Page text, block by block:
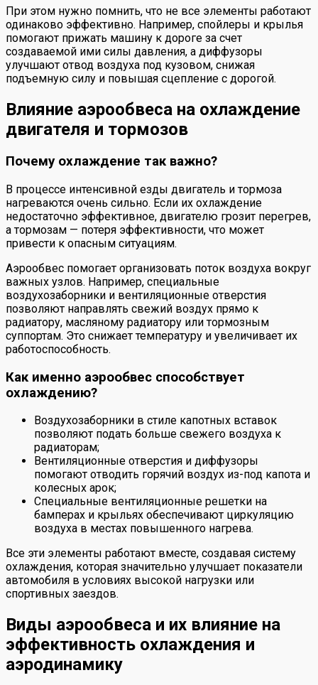
При этом нужно помнить, что не все элементы работают
одинаково эффективно. Например, спойлеры и крылья
помогают прижать машину к дороге за счет
создаваемой ими силы давления, а диффузоры
улучшают отвод воздуха под кузовом, снижая
подъемную силу и повышая сцепление с дорогой.
Влияние аэрообвеса на охлаждение
двигателя и тормозов
Почему охлаждение так важно?
В процессе интенсивной езды двигатель и тормоза
нагреваются очень сильно. Если их охлаждение
недостаточно эффективное, двигателю грозит перегрев,
а тормозам — потеря эффективности, что может
привести к опасным ситуациям.
Аэрообвес помогает организовать поток воздуха вокруг
важных узлов. Например, специальные
воздухозаборники и вентиляционные отверстия
позволяют направлять свежий воздух прямо к
радиатору, масляному радиатору или тормозным
суппортам. Это снижает температуру и увеличивает их
работоспособность.
Как именно аэрообвес способствует
охлаждению?
Воздухозаборники в стиле капотных вставок
позволяют подать больше свежего воздуха к
радиаторам;
Вентиляционные отверстия и диффузоры
помогают отводить горячий воздух из-под капота и
колесных арок;
Специальные вентиляционные решетки на
бамперах и крыльях обеспечивают циркуляцию
воздуха в местах повышенного нагрева.
Все эти элементы работают вместе, создавая систему
охлаждения, которая значительно улучшает показатели
автомобиля в условиях высокой нагрузки или
спортивных заездов.
Виды аэрообвеса и их влияние на
эффективность охлаждения и
аэродинамику